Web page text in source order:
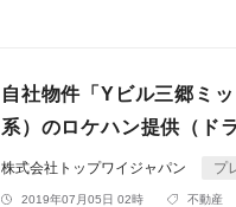
自社物件「Yビル三郷ミ
系）のロケハン提供（ド
株式会社トップワイジャパン プ
2019年07月05日 02時 不動産